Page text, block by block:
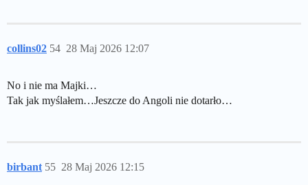
collins02 28 Maj 2026 12:07
54
No i nie ma Majki…
Tak jak myślałem…Jeszcze do Angoli nie dotarło…
birbant 28 Maj 2026 12:15
55